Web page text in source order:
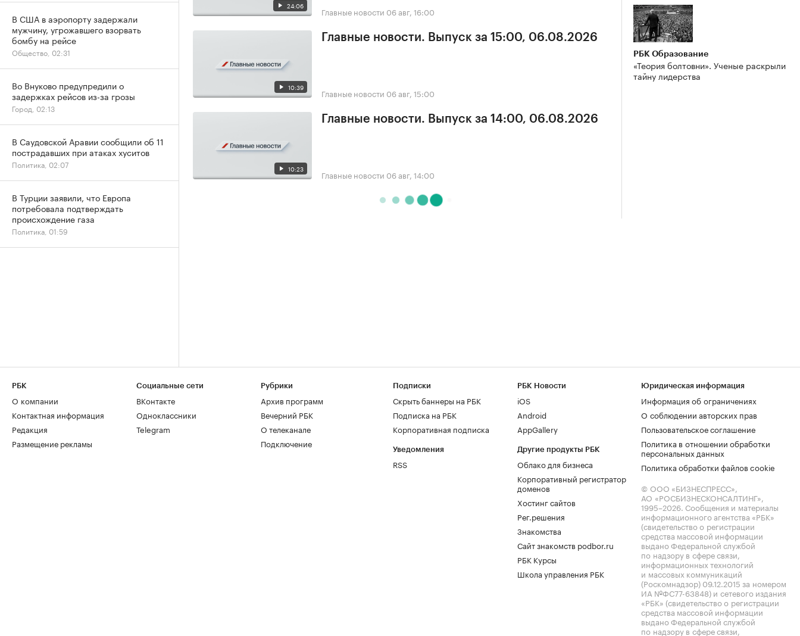
24:06 Главные новости 06 авг, 16:00
10:39
Главные новости. Выпуск за 15:00, 06.08.2026
Главные новости 06 авг, 15:00
10:23
Главные новости. Выпуск за 14:00, 06.08.2026
Главные новости 06 авг, 14:00
РБК Образование
«Теория болтовни». Ученые раскрыли
тайну лидерства
В США в аэропорту задержали
мужчину, угрожавшего взорвать
бомбу на рейсе
Общество, 02:31
Во Внуково предупредили о
задержках рейсов из-за грозы
Город, 02:13
В Саудовской Аравии сообщили об 11
пострадавших при атаках хуситов
Политика, 02:07
В Турции заявили, что Европа
потребовала подтверждать
происхождение газа
Политика, 01:59
РБК
О компании
Контактная информация
Редакция
Размещение рекламы
Социальные сети
ВКонтакте
Одноклассники
Telegram
Рубрики
Архив программ
Вечерний РБК
О телеканале
Подключение
Подписки
Скрыть баннеры на РБК
Подписка на РБК
Корпоративная подписка
Уведомления
RSS
РБК Новости
iOS
Android
AppGallery
Другие продукты РБК
Облако для бизнеса
Корпоративный регистратор
доменов
Хостинг сайтов
Рег.решения
Знакомства
Сайт знакомств podbor.ru
РБК Курсы
Школа управления РБК
Юридическая информация
Информация об ограничениях
О соблюдении авторских прав
Пользовательское соглашение
Политика в отношении обработки
персональных данных
Политика обработки файлов cookie
© ООО «БИЗНЕСПРЕСС»,
АО «РОСБИЗНЕСКОНСАЛТИНГ»,
1995–2026. Сообщения и материалы
информационного агентства «РБК»
(свидетельство о регистрации
средства массовой информации
выдано Федеральной службой
по надзору в сфере связи,
информационных технологий
и массовых коммуникаций
(Роскомнадзор) 09.12.2015 за номером
ИА №ФС77-63848) и сетевого издания
«РБК» (свидетельство о регистрации
средства массовой информации
выдано Федеральной службой
по надзору в сфере связи,